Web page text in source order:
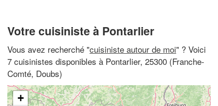
Votre cuisiniste à Pontarlier
Vous avez recherché "cuisiniste autour de moi" ? Voici
7 cuisinistes disponibles à Pontarlier, 25300 (Franche-
Comté, Doubs)
+